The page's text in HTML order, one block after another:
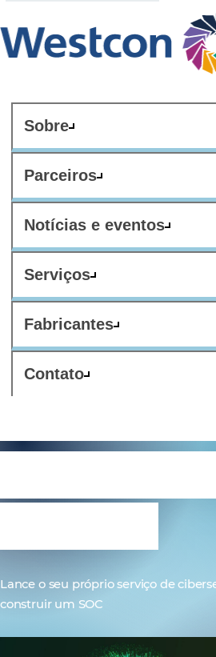
Sobre
Parceiros
Notícias e eventos
Serviços
Fabricantes
Contato
Lance o seu próprio serviço de
construir um SOC